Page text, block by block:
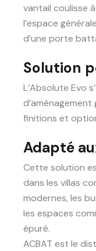
vantail coulisse
l’espace
d’une porte
Solution
L’Absolute Evo
finitions et
Adapté
Cette solution
dans les villas
modernes, les
les espaces
épuré.
ACBAT est le